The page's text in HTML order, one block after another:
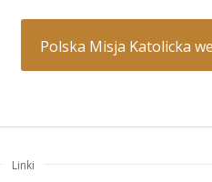
Polska Misja Katolicka
Linki